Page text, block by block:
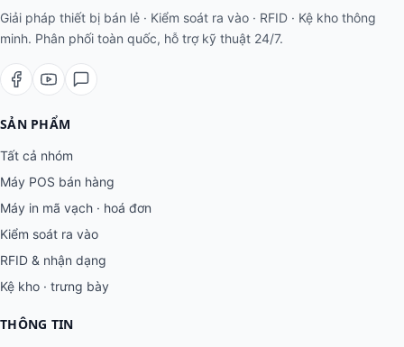
Giải pháp thiết bị bán lẻ · Kiểm soát ra vào · RFID · Kệ kho thông
minh. Phân phối toàn quốc, hỗ trợ kỹ thuật 24/7.
SẢN PHẨM
Tất cả nhóm
Máy POS bán hàng
Máy in mã vạch · hoá đơn
Kiểm soát ra vào
RFID & nhận dạng
Kệ kho · trưng bày
THÔNG TIN